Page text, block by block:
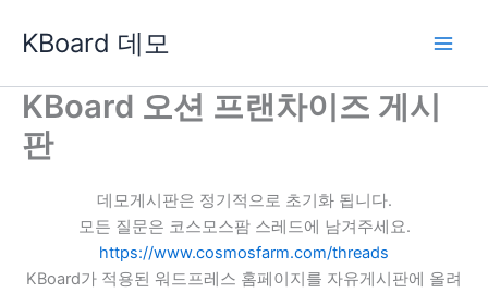
로
KBoard 데모
KBoard 오션 프랜차이즈 게시
판
데모게시판은 정기적으로 초기화 됩니다.
모든 질문은 코스모스팜 스레드에 남겨주세요.
https://www.cosmosfarm.com/threads
KBoard가 적용된 워드프레스 홈페이지를 자유게시판에 올려